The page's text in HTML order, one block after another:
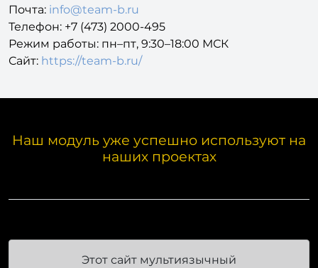
Почта: info@team-b.ru
Телефон: +7 (473) 2000-495
Режим работы: пн–пт, 9:30–18:00 МСК
Сайт: https://team-b.ru/
Наш модуль уже успешно используют на
наших проектах
Этот сайт мультиязычный